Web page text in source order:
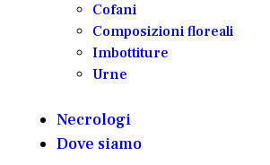
Cofani
Composizioni floreali
Imbottiture
Urne
Necrologi
Dove siamo